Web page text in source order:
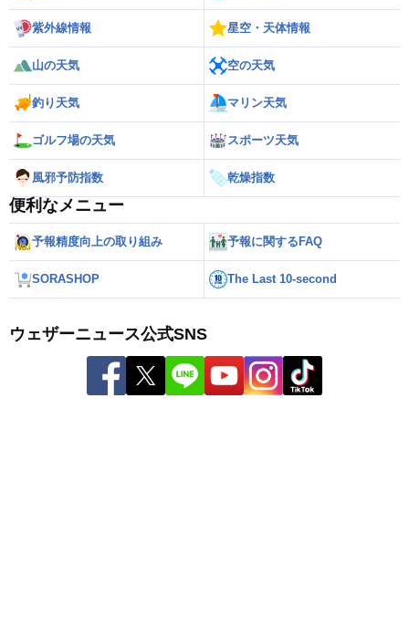
紫外線情報 星空・天体情報
山の天気 空の天気
釣り天気 マリン天気
ゴルフ場の天気 スポーツ天気
風邪予防指数 乾燥指数
便利なメニュー
予報精度向上の取り組み 予報に関するFAQ
SORASHOP The Last 10-second
ウェザーニュース公式SNS